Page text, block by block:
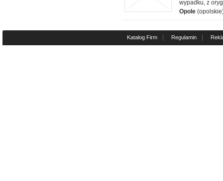
wypadku, z
Opole
Katalog Firm Regulamin